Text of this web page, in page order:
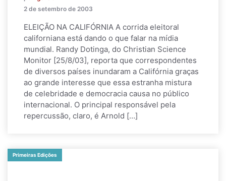
2 de setembro de 2003
ELEIÇÃO NA CALIFÓRNIA A corrida eleitoral
californiana está dando o que falar na mídia
mundial. Randy Dotinga, do Christian Science
Monitor [25/8/03], reporta que correspondentes
de diversos países inundaram a Califórnia graças
ao grande interesse que essa estranha mistura
de celebridade e democracia causa no público
internacional. O principal responsável pela
repercussão, claro, é Arnold […]
Primeiras Edições